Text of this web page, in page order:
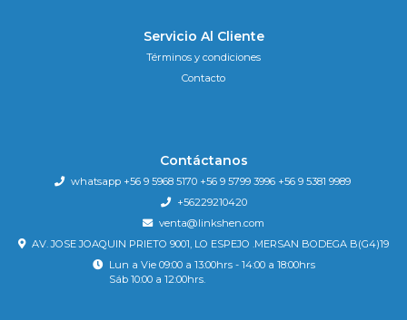
Servicio Al Cliente
Términos y condiciones
Contacto
Contáctanos
whatsapp +56 9 5968 5170 +56 9 5799 3996 +56 9 5381 9989
+56229210420
venta@linkshen.com
AV. JOSE JOAQUIN PRIETO 9001, LO ESPEJO .MERSAN BODEGA B(G4)19
Lun a Vie 09:00 a 13:00hrs - 14:00 a 18:00hrs
Sáb 10:00 a 12:00hrs.